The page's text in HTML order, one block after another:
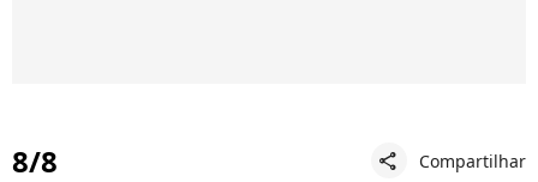
8/8 share Compartilhar